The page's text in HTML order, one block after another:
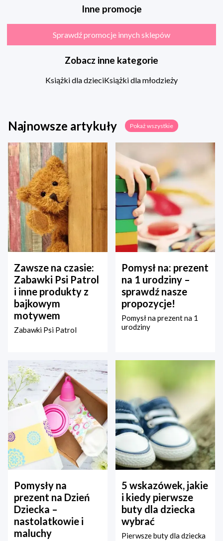
Inne promocje
Sprawdź promocje innych sklepów
Zobacz inne kategorie
Książki dla dzieciKsiążki dla młodzieży
Najnowsze artykuły Pokaż wszystkie
Zawsze na czasie:
Zabawki Psi Patrol
i inne produkty z
bajkowym
motywem
Zabawki Psi Patrol
Pomysł na: prezent
na 1 urodziny –
sprawdź nasze
propozycje!
Pomysł na prezent na 1
urodziny
Pomysły na
prezent na Dzień
Dziecka –
nastolatkowie i
maluchy
5 wskazówek, jakie
i kiedy pierwsze
buty dla dziecka
wybrać
Pierwsze buty dla dziecka